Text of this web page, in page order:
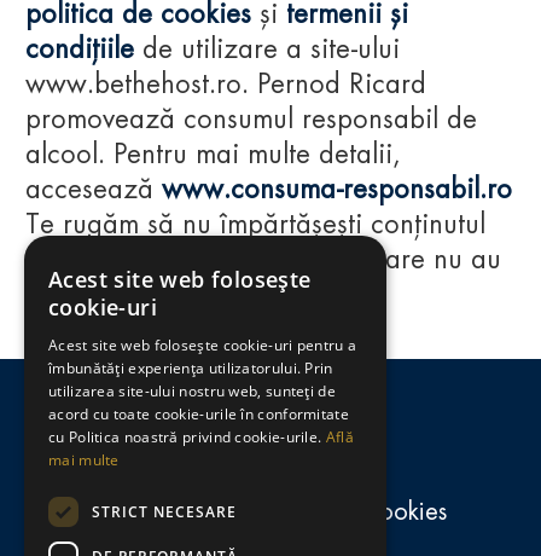
Regulamente
consumă-responsabil.ro
Politica de confidențialitate și cookies
politica de cookies și termenii și
condițiile de utilizare a site-ului
www.bethehost.ro. Pernod Ricard
promovează consumul responsabil de
alcool. Pentru mai multe detalii,
accesează www.consuma-responsabil.ro
Te rugăm să nu împărtășești conținutul
acestui website cu persoane care nu au
împlinit vârsta de 18 ani.
Acest site web folosește
cookie-uri
Acest site web folosește cookie-uri pentru a
îmbunătăți experiența utilizatorului. Prin
utilizarea site-ului nostru web, sunteți de
acord cu toate cookie-urile în conformitate
cu Politica noastră privind cookie-urile. Află
mai multe
STRICT NECESARE